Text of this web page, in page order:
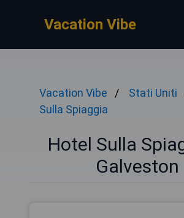
Vacation Vibe
Vacation Vibe Stati Uniti
Sulla Spiaggia
Hotel Sulla
Galveston